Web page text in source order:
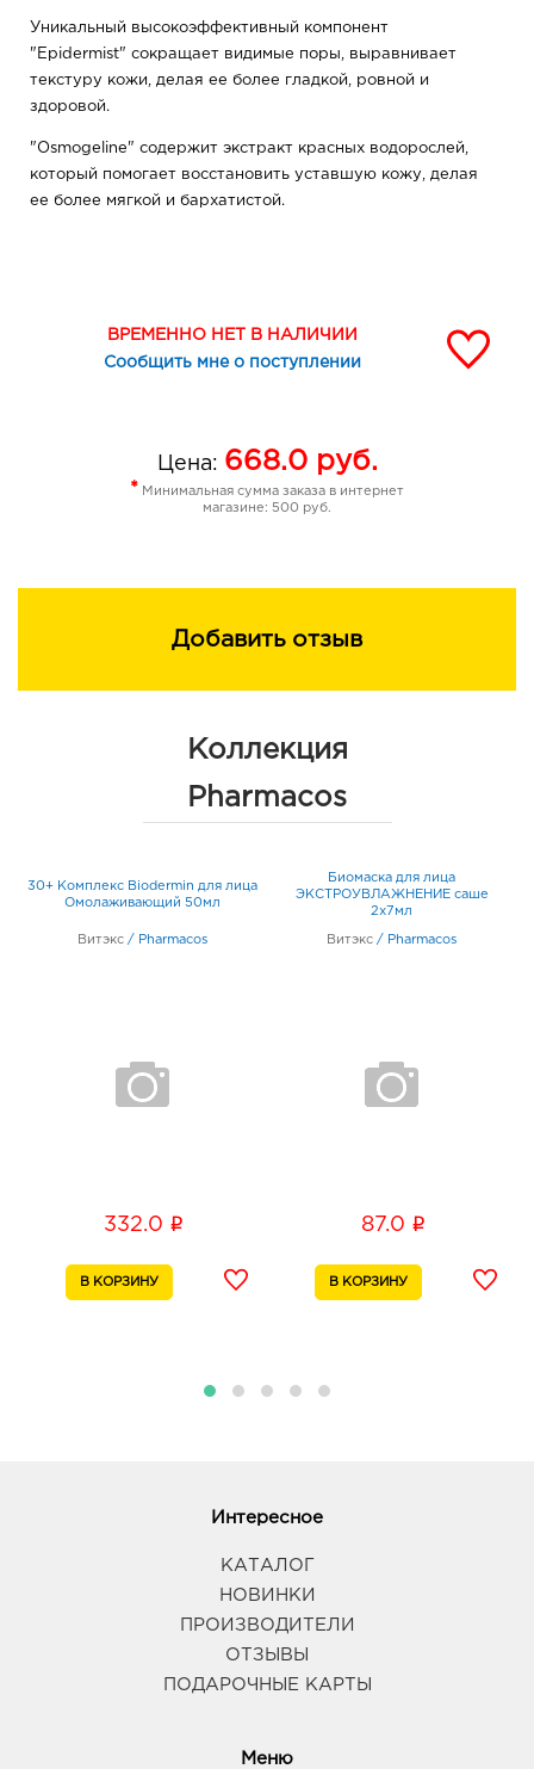
Уникальный высокоэффективный компонент
"Epidermist" сокращает видимые поры, выравнивает
текстуру кожи, делая ее более гладкой, ровной и
здоровой.
"Osmogeline" содержит экстракт красных водорослей,
который помогает восстановить уставшую кожу, делая
ее более мягкой и бархатистой.
омертвевших клеток, смягчают ее, расслабляют и
снимают стресс.
Тщательно смойте теплой водой.
ВРЕМЕННО НЕТ В НАЛИЧИИ
Сообщить мне о поступлении
Цена: 668.0руб.
* Минимальная сумма заказа в интернет
магазине: 500 руб.
Добавить отзыв
Коллекция
Pharmacos
30+ Комплекс Biodermin для лица
Омолаживающий 50мл
Витэкс / Pharmacos
332.0 i
Биомаска для лица
ЭКСТРОУВЛАЖНЕНИЕ саше
2х7мл
Витэкс / Pharmacos
87.0 i
Интересное
КАТАЛОГ
НОВИНКИ
ПРОИЗВОДИТЕЛИ
ОТЗЫВЫ
ПОДАРОЧНЫЕ КАРТЫ
Меню